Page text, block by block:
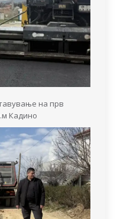
на прв
Кадино